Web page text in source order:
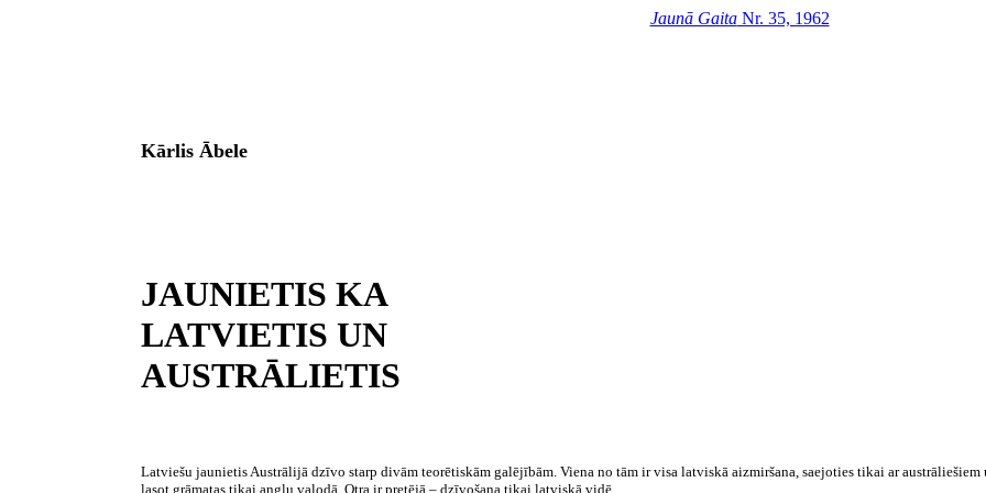
Jaunā GaitaNr. 35, 1962
Kārlis Ābele
JAUNIETIS KA
LATVIETIS UN
AUSTRĀLIETIS
Latviešu jaunietis Austrālijā dzīvo starp divām teorētiskām galējībām. Viena no tām ir visa latviskā aizmiršana, saejoties tikai ar austrāliešiem
lasot grāmatas tikai angļu valodā. Otra ir pretējā – dzīvošana tikai latviskā vidē.